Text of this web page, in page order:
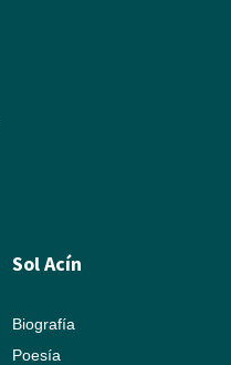
Sol Acín
Biografía
Poesía